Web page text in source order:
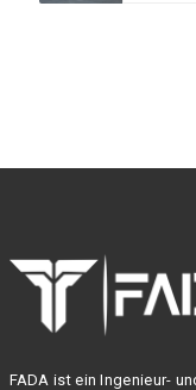
FADA ist ein Ingenieur-